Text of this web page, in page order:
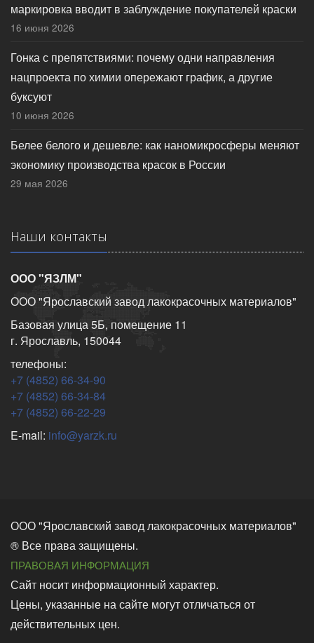
маркировка вводит в заблуждение покупателей краски
16 июня 2026
Гонка с препятствиями: почему одни направления
нацпроекта по химии опережают график, а другие
буксуют
10 июня 2026
Белее белого и дешевле: как наномикросферы меняют
экономику производства красок в России
29 мая 2026
Наши контакты
ООО "ЯЗЛМ"
ООО "Ярославский завод лакокрасочных материалов"
Базовая улица 5Б, помещение 11
г. Ярославль, 150044
телефоны:
+7 (4852) 66-34-90
+7 (4852) 66-34-84
+7 (4852) 66-22-29
E-mail: info@yarzk.ru
ООО "Ярославский завод лакокрасочных материалов"
® Все права защищены.
ПРАВОВАЯ ИНФОРМАЦИЯ
Сайт носит информационный характер.
Цены, указанные на сайте могут отличаться от
действительных цен.